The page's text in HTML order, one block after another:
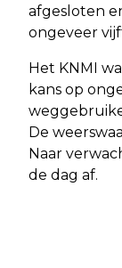
afgesloten
ongeveer
Het KNMI
kans op
De
Naar
de dag af.